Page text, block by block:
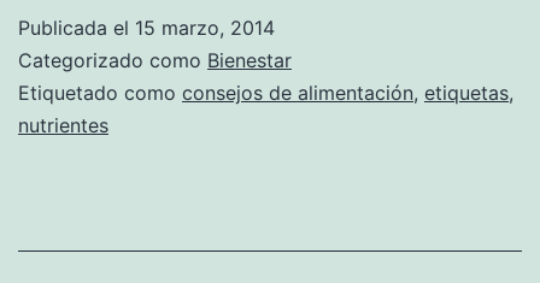
Publicada el 15 marzo, 2014
Categorizado como Bienestar
Etiquetado como consejos de alimentación, etiquetas,
nutrientes